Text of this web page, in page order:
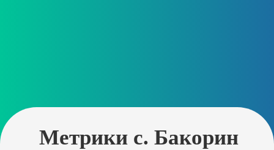
Метрики с. Бакорин